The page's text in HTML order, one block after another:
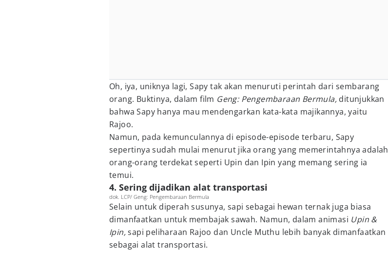
Oh, iya, uniknya lagi, Sapy tak akan menuruti perintah dari sembarang
orang. Buktinya, dalam film Geng: Pengembaraan Bermula, ditunjukkan
bahwa Sapy hanya mau mendengarkan kata-kata majikannya, yaitu
Rajoo.
Namun, pada kemunculannya di episode-episode terbaru, Sapy
sepertinya sudah mulai menurut jika orang yang memerintahnya adalah
orang-orang terdekat seperti Upin dan Ipin yang memang sering ia
temui.
4. Sering dijadikan alat transportasi
dok. LCP/ Geng: Pengembaraan Bermula
Selain untuk diperah susunya, sapi sebagai hewan ternak juga biasa
dimanfaatkan untuk membajak sawah. Namun, dalam animasi Upin &
Ipin,sapi peliharaan Rajoo dan Uncle Muthu lebih banyak dimanfaatkan
sebagai alat transportasi.